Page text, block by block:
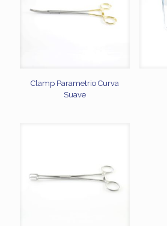
Clamp Parametrio Curva
Suave